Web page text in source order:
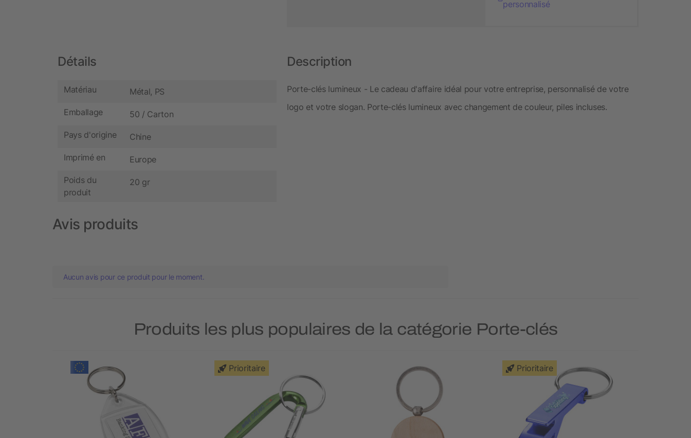
personnalisé
Détails
Matériau Métal, PS
Emballage 50 / Carton
Pays d'origine Chine
Imprimé en Europe
Poids du
produit
20 gr
Description
Porte-clés lumineux - Le cadeau d'affaire idéal pour votre entreprise, personnalisé de votre
logo et votre slogan. Porte-clés lumineux avec changement de couleur, piles incluses.
Avis produits
Aucun avis pour ce produit pour le moment.
Produits les plus populaires de la catégorie Porte-clés
Prioritaire Prioritaire